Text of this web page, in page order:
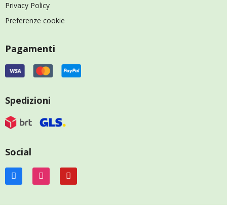
Privacy Policy
Preferenze cookie
Pagamenti
Spedizioni
Social